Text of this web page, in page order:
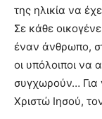
της ηλικία να
Σε κάθε
έναν άνθρωπο,
οι υπόλοιποι να
συγχωρούν… Για
Χριστώ Ιησού,